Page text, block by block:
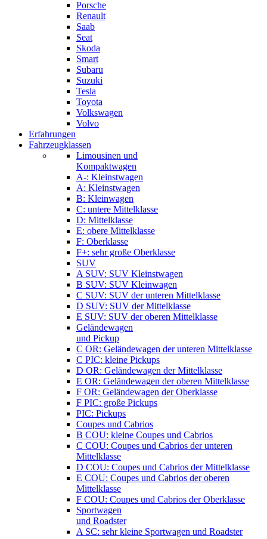
Porsche
Renault
Saab
Seat
Skoda
Smart
Subaru
Suzuki
Tesla
Toyota
Volkswagen
Volvo
Erfahrungen
Fahrzeugklassen
Limousinen und
Kompaktwagen
A-: Kleinstwagen
A: Kleinstwagen
B: Kleinwagen
C: untere Mittelklasse
D: Mittelklasse
E: obere Mittelklasse
F: Oberklasse
F+: sehr große Oberklasse
SUV
A SUV: SUV Kleinstwagen
B SUV: SUV Kleinwagen
C SUV: SUV der unteren Mittelklasse
D SUV: SUV der Mittelklasse
E SUV: SUV der oberen Mittelklasse
Geländewagen
und Pickup
C OR: Geländewagen der unteren Mittelklasse
C PIC: kleine Pickups
D OR: Geländewagen der Mittelklasse
E OR: Geländewagen der oberen Mittelklasse
F OR: Geländewagen der Oberklasse
F PIC: große Pickups
PIC: Pickups
Coupes und Cabrios
B COU: kleine Coupes und Cabrios
C COU: Coupes und Cabrios der unteren
Mittelklasse
D COU: Coupes und Cabrios der Mittelklasse
E COU: Coupes und Cabrios der oberen
Mittelklasse
F COU: Coupes und Cabrios der Oberklasse
Sportwagen
und Roadster
A SC: sehr kleine Sportwagen und Roadster